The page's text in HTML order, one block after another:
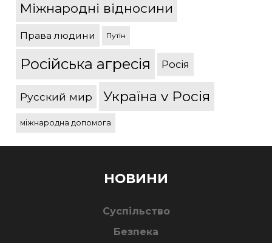
Міжнародні відносини
Права людини Путін
Російська агресія Росія
Русский мир Україна v Росія
міжнародна допомога
НОВИНИ
Суспільство
Безпека